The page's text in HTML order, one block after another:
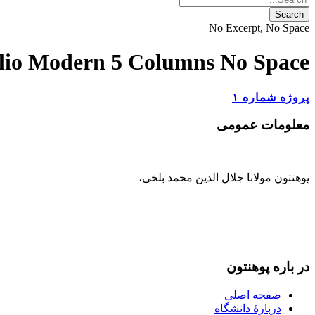
No Excerpt, No Space
Modern 5 Columns No Space
پروژه شماره ۱
معلومات عمومی
پوهنتون مولانا جلال الدین محمد بلخی،
در باره‌ پوهنتون
صفحه اصلی
دربارۀ‌ دانشگاه